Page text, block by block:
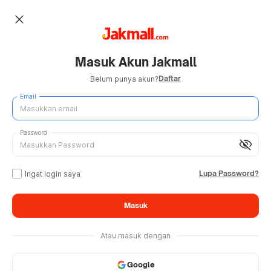
close
Masuk Akun Jakmall
Belum punya akun?Daftar
Email
visibility_off
Password
Ingat login saya Lupa Password?
Masuk
Atau masuk dengan
Google